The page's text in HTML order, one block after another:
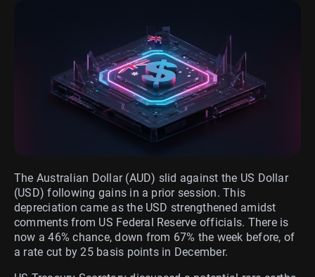
The Australian Dollar (AUD) slid against the US Dollar
(USD) following gains in a prior session. This
depreciation came as the USD strengthened amidst
comments from US Federal Reserve officials. There is
now a 46% chance, down from 67% the week before, of
a rate cut by 25 basis points in December.